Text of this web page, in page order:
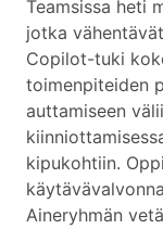
Teamsissa heti
jotka
Copilot-tuki
toimenpiteiden
auttamiseen
kipukohtiin.
Aineryhmän